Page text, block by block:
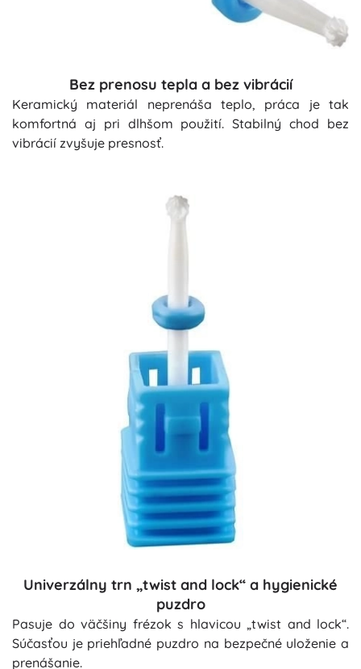
Bez prenosu tepla a bez vibrácií
Keramický materiál neprenáša teplo, práca je tak
komfortná aj pri dlhšom použití. Stabilný chod bez
vibrácií zvyšuje presnosť.
Univerzálny trn „twist and lock“ a hygienické
puzdro
Pasuje do väčšiny frézok s hlavicou „twist and lock“.
Súčasťou je priehľadné puzdro na bezpečné uloženie a
prenášanie.